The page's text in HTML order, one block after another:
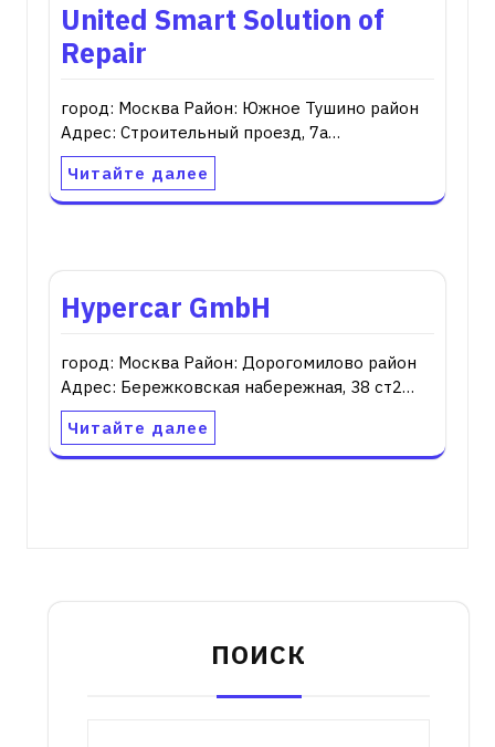
United Smart Solution of
Repair
город: Москва Район: Южное Тушино район
Адрес: Строительный проезд, 7а…
Читайте далее
Hypercar GmbH
город: Москва Район: Дорогомилово район
Адрес: Бережковская набережная, 38 ст2…
Читайте далее
ПОИСК